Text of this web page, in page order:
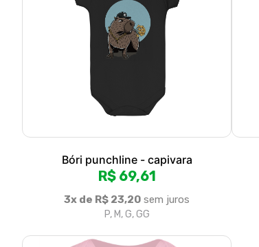
Bóri Guará e Caramelo Vida Loka
R$ 69,61